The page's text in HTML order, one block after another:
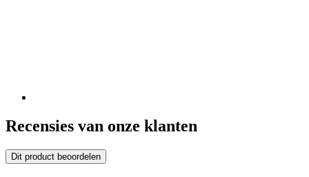
Recensies van onze klanten
Dit product beoordelen